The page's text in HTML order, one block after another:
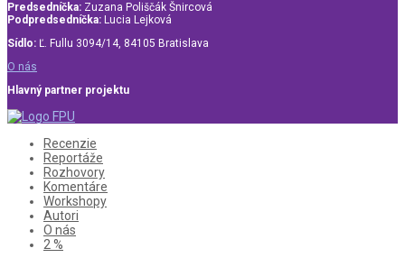
Predsedníčka: Zuzana Poliščák Šnircová
Podpredsedníčka: Lucia Lejková
Sídlo: Ľ. Fullu 3094/14, 84105 Bratislava
O nás
Hlavný partner projektu
Recenzie
Reportáže
Rozhovory
Komentáre
Workshopy
Autori
O nás
2 %